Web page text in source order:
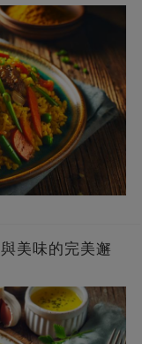
美味的完美邂